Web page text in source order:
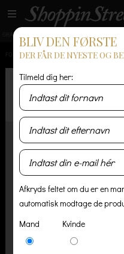
GRATIS LEVERING
FORSIDE / HERRE / SKO OG STØVLER /
BLIV DEN FØRSTE
DER FÅR DE NYESTE OG
Tilmeld dig her:
Afkryds feltet om du er en
automatisk modtage de
Mand
Kvinde